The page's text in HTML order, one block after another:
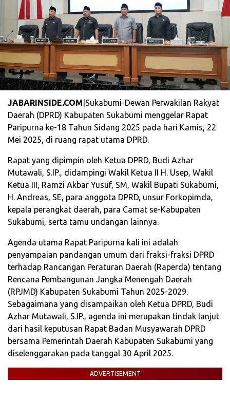
JABARINSIDE.COM |Sukabumi-Dewan Perwakilan Rakyat
Daerah (DPRD) Kabupaten Sukabumi menggelar Rapat
Paripurna ke-18 Tahun Sidang 2025 pada hari Kamis, 22
Mei 2025, di ruang rapat utama DPRD.
Rapat yang dipimpin oleh Ketua DPRD, Budi Azhar
Mutawali, S.IP., didampingi Wakil Ketua II H. Usep, Wakil
Ketua III, Ramzi Akbar Yusuf, SM, Wakil Bupati Sukabumi,
H. Andreas, SE, para anggota DPRD, unsur Forkopimda,
kepala perangkat daerah, para Camat se-Kabupaten
Sukabumi, serta tamu undangan lainnya.
Agenda utama Rapat Paripurna kali ini adalah
penyampaian pandangan umum dari fraksi-fraksi DPRD
terhadap Rancangan Peraturan Daerah (Raperda) tentang
Rencana Pembangunan Jangka Menengah Daerah
(RPJMD) Kabupaten Sukabumi Tahun 2025-2029.
Sebagaimana yang disampaikan oleh Ketua DPRD, Budi
Azhar Mutawali, S.IP., agenda ini merupakan tindak lanjut
dari hasil keputusan Rapat Badan Musyawarah DPRD
bersama Pemerintah Daerah Kabupaten Sukabumi yang
diselenggarakan pada tanggal 30 April 2025.
ADVERTISEMENT